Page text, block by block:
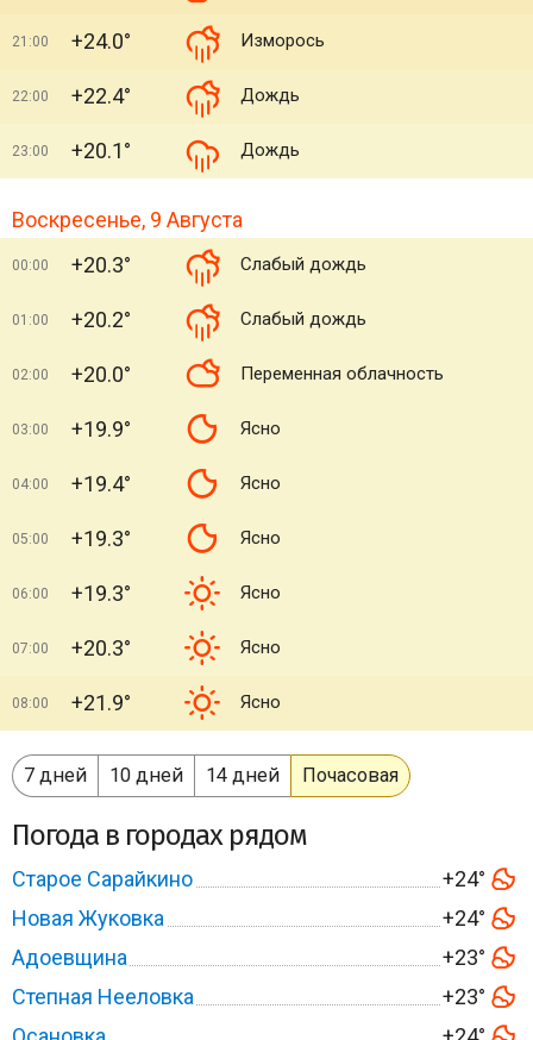
21:00 +24.0° Изморось
22:00 +22.4° Дождь
23:00 +20.1° Дождь
Воскресенье, 9 Августа
00:00 +20.3° Слабый дождь
01:00 +20.2° Слабый дождь
02:00 +20.0° Переменная облачность
03:00 +19.9° Ясно
04:00 +19.4° Ясно
05:00 +19.3° Ясно
06:00 +19.3° Ясно
07:00 +20.3° Ясно
08:00 +21.9° Ясно
7 дней 10 дней 14 дней Почасовая
Погода в городах рядом
Старое Сарайкино
+24°
Новая Жуковка
+24°
Адоевщина
+23°
Степная Нееловка
+23°